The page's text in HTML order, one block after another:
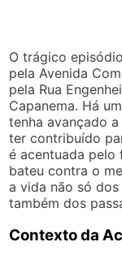
O trágico
pela Avenida
pela Rua
Capanema. Há
tenha avançado
ter contribuído
é acentuada
bateu contra o
a vida não só
também dos
Contexto da